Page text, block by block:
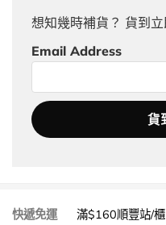
想知幾時補貨？ 貨到
Email Address
快遞免運
滿$160順豐站/